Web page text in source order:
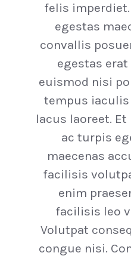
felis
egestas
convallis
egestas
euismod nisi
tempus
lacus laoreet.
ac turpis
maecenas
facilisis
enim
facilisis leo
Volutpat
congue nisi.